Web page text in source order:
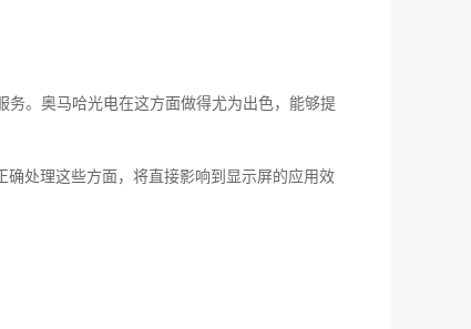
。奥马哈光电在这方面做得尤为出色，能够提
处理这些方面，将直接影响到显示屏的应用效